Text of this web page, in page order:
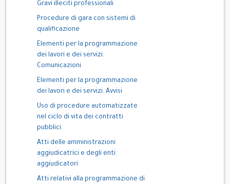
Gravi illeciti professionali
Procedure di gara con sistemi di
qualificazione
Elementi per la programmazione
dei lavori e dei servizi.
Comunicazioni
Elementi per la programmazione
dei lavori e dei servizi. Avvisi
Uso di procedure automatizzate
nel ciclo di vita dei contratti
pubblici
Atti delle amministrazioni
aggiudicatrici e degli enti
aggiudicatori
Atti relativi alla programmazione di